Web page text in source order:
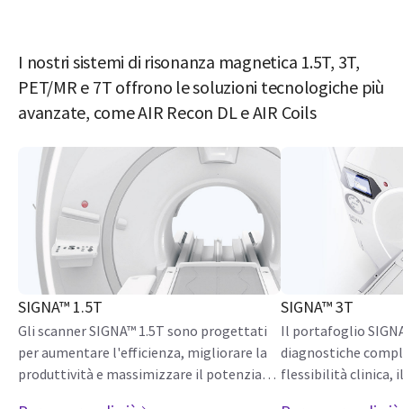
I nostri sistemi di risonanza magnetica 1.5T, 3T,
PET/MR e 7T offrono le soluzioni tecnologiche più
avanzate, come AIR Recon DL e AIR Coils
SIGNA™ 1.5T
Gli scanner SIGNA™ 1.5T sono progettati
per aumentare l'efficienza, migliorare la
produttività e massimizzare il potenziale
SIGNA™ 3T
Il portafoglio
diagnostiche
flessibilità clinica,